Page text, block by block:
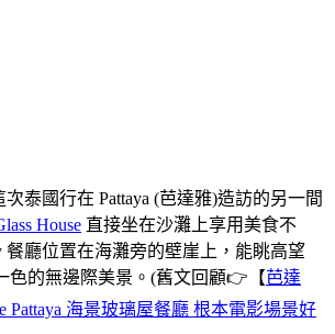
次泰國行在 Pattaya (芭達雅)造訪的另一間
House 直接坐在沙灘上享用美食不
餐廳位置在海灘旁的壁崖上，能眺高望
色的無邊際美景。(舊文回顧👉【芭達
Pattaya 海景玻璃屋餐廳 根本電影場景好